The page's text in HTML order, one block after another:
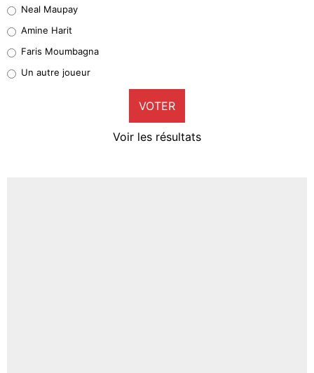
1%
9%
Neal Maupay
Amine Harit
Faris Moumbagna
Un autre joueur
VOTER
Voir les résultats